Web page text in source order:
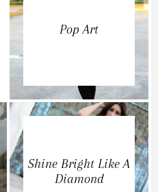
Pop Art
Shine Bright Like A
Diamond